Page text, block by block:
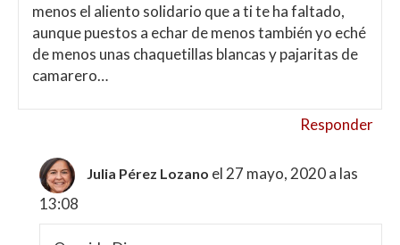
menos el aliento solidario que a ti te ha faltado,
aunque puestos a echar de menos también yo eché
de menos unas chaquetillas blancas y pajaritas de
camarero…
Responder
Julia Pérez Lozano el 27 mayo, 2020 a las
13:08